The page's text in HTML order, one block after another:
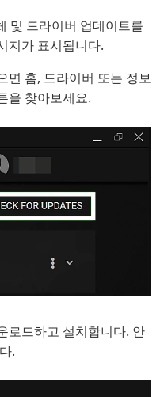
및 드라이버 업데이트를
지가 표시됩니다.
면 홈, 드라이버 또는 정보
을 찾아보세요.
로드하고 설치합니다. 안
.